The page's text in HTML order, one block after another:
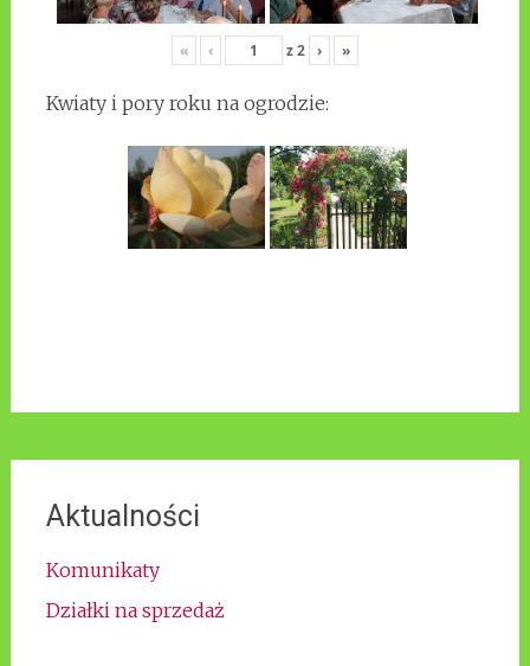
« ‹ z2 › »
Kwiaty i pory roku na ogrodzie:
Aktualności
Komunikaty
Działki na sprzedaż